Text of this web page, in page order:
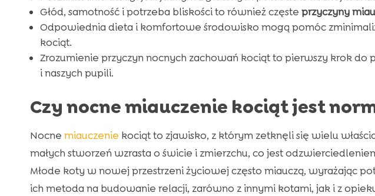
Głód, samotność i potrzeba bliskości to również częste przyczyny
Odpowiednia dieta i komfortowe środowisko mogą pomóc
kociąt.
Zrozumienie przyczyn nocnych zachowań kociąt to pierwszy krok do
i naszych pupili.
Czy nocne miauczenie kociąt jest
Nocne miauczenie kociąt to zjawisko, z którym zetknęli się wielu
małych stworzeń wzrasta o świcie i zmierzchu, co jest
Młode koty w nowej przestrzeni życiowej często miauczą, wyrażając
ich metoda na budowanie relacji, zarówno z innymi kotami, jak i z